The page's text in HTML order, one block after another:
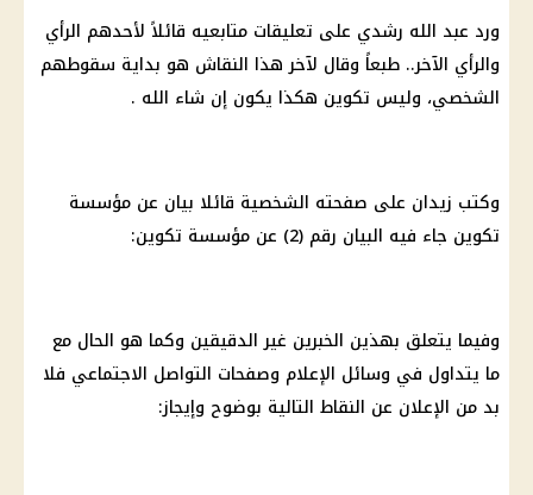
ورد عبد الله رشدي على تعليقات متابعيه قائلاً لأحدهم الرأي
والرأي الآخر.. طبعاً وقال لآخر هذا النقاش هو بداية سقوطهم
الشخصي، وليس تكوين هكذا يكون إن شاء الله .
وكتب زيدان على صفحته الشخصية قائلا بيان عن مؤسسة
تكوين جاء فيه البيان رقم (2) عن مؤسسة تكوين:
وفيما يتعلق بهذين الخبرين غير الدقيقين وكما هو الحال مع
ما يتداول في وسائل الإعلام وصفحات التواصل الاجتماعي فلا
بد من الإعلان عن النقاط التالية بوضوح وإيجاز: